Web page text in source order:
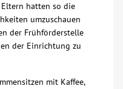
hatten so die
umzuschauen
der Frühförderstelle
der Einrichtung zu
mit Kaffee,